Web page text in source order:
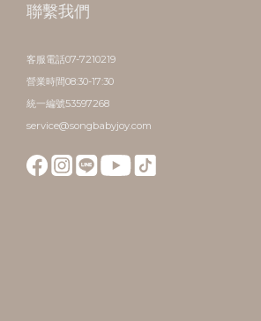
聯繫我們
客服電話07-7210219
營業時間08:30-17:30
統一編號53597268
service@songbabyjoy.com